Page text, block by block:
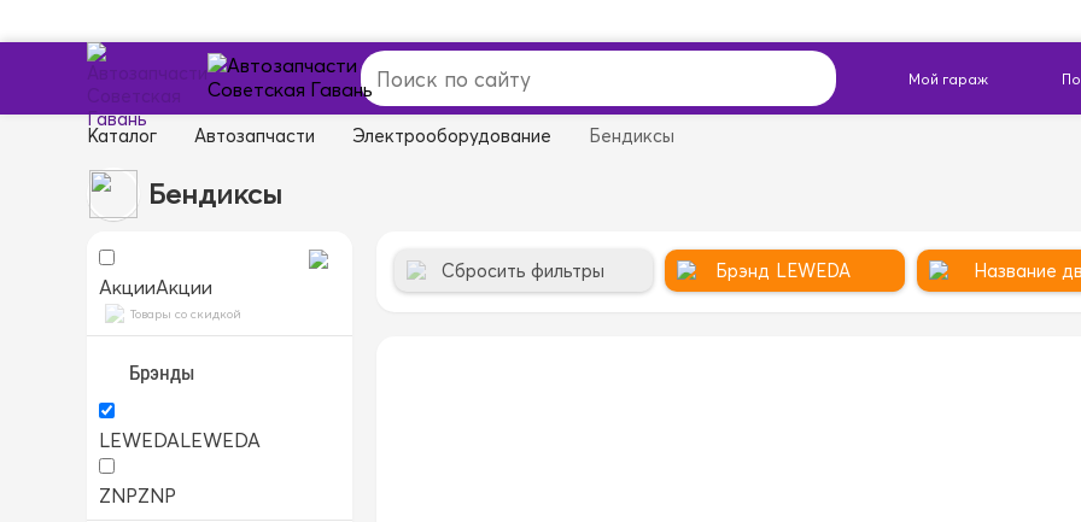
Каталог Автозапчасти Электрооборудование Бендиксы
Бендиксы
АкцииАкции
Товары со скидкой
Брэнды
LEWEDALEWEDA
ZNPZNP
Сбросить фильтры Брэнд LEWEDA Название